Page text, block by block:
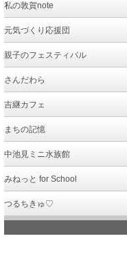
私の敦賀note
元気づくり応援団
親子のフェスティバル
さんだわら
吉継カフェ
まちの記憶
中池見ミニ水族館
みねっと for School
つるちきゅ♡